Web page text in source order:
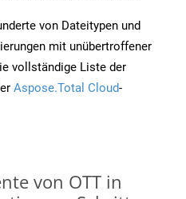
von Dateitypen und
mit unübertroffener
vollständige Liste der
Aspose.Total Cloud-
von OTT in